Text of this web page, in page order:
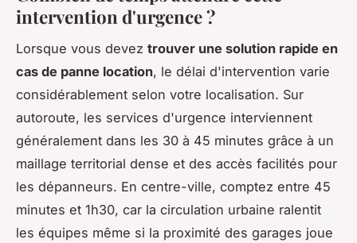
intervention d'urgence ?
Lorsque vous devez trouver une solution rapide en
cas de panne location, le délai d'intervention varie
considérablement selon votre localisation. Sur
autoroute, les services d'urgence interviennent
généralement dans les 30 à 45 minutes grâce à un
maillage territorial dense et des accès facilités pour
les dépanneurs. En centre-ville, comptez entre 45
minutes et 1h30, car la circulation urbaine ralentit
les équipes même si la proximité des garages joue